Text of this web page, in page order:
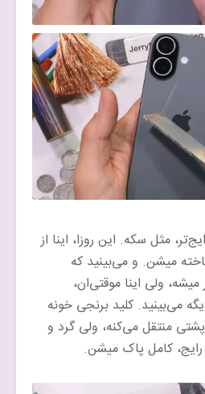
مثل سکه. این روزا، اینا از
میشن. و می‌بینید که
ولی اینا موقتی‌ان،
می‌بینید. کلید برنجی خونه
منتقل می‌کنه، ولی گرد و
کامل پاک میشن.